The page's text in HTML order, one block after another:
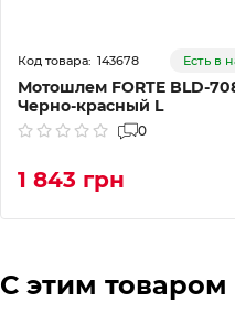
143678 Есть в
Мотошлем FORTE BLD-
Черно-красный L
0
1 843 грн
С этим